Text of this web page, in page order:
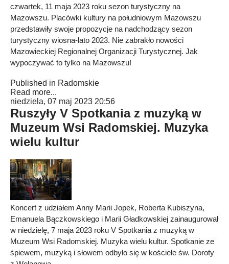
czwartek, 11 maja 2023 roku sezon turystyczny na
Mazowszu. Placówki kultury na południowym Mazowszu
przedstawiły swoje propozycje na nadchodzący sezon
turystyczny wiosna-lato 2023. Nie zabrakło nowości
Mazowieckiej Regionalnej Organizacji Turystycznej. Jak
wypoczywać to tylko na Mazowszu!
Published in Radomskie
Read more...
niedziela, 07 maj 2023 20:56
Ruszyły V Spotkania z muzyką w
Muzeum Wsi Radomskiej. Muzyka
wielu kultur
Koncert z udziałem Anny Marii Jopek, Roberta Kubiszyna,
Emanuela Bączkowskiego i Marii Gładkowskiej zainaugurował
w niedzielę, 7 maja 2023 roku V Spotkania z muzyką w
Muzeum Wsi Radomskiej. Muzyka wielu kultur. Spotkanie ze
śpiewem, muzyką i słowem odbyło się w kościele św. Doroty